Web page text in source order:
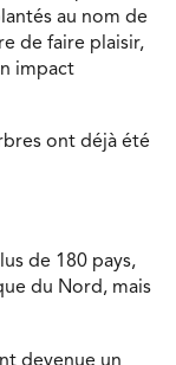
au nom de
de faire plaisir,
impact
ont déjà été
de 180 pays,
du Nord, mais
devenue un